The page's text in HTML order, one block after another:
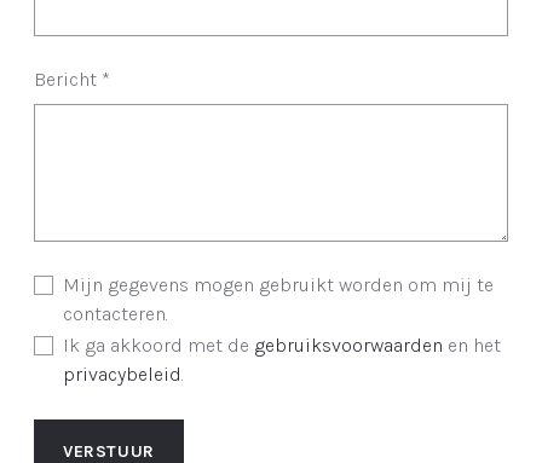
Bericht *
Mijn gegevens mogen gebruikt worden om mij te
contacteren.
Ik ga akkoord met de gebruiksvoorwaarden en het
privacybeleid.
VERSTUUR